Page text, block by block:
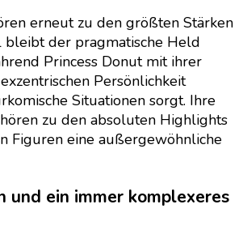
erneut zu den größten Stärken
bleibt der pragmatische Held
Princess Donut mit ihrer
Persönlichkeit
Situationen sorgt. Ihre
zu den absoluten Highlights
Figuren eine außergewöhnliche
und ein immer komplexeres